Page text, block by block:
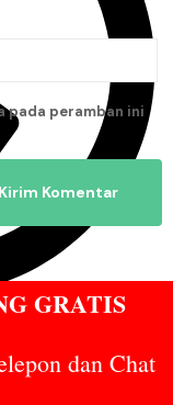
pada peramban ini
GRATIS
dan Chat